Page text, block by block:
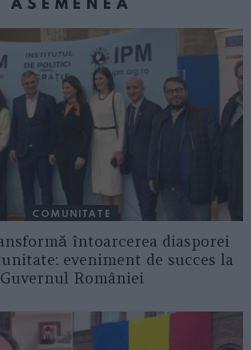
COMUNITATE
întoarcerea diasporei
eveniment de succes la
Guvernul României